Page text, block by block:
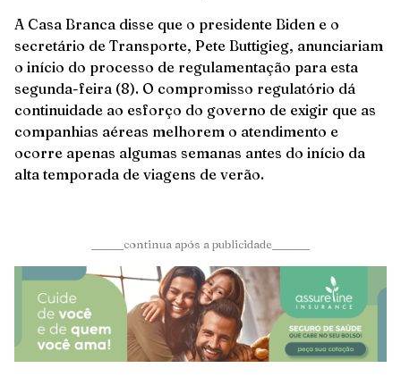
A Casa Branca disse que o presidente Biden e o
secretário de Transporte, Pete Buttigieg, anunciariam
o início do processo de regulamentação para esta
segunda-feira (8). O compromisso regulatório dá
continuidade ao esforço do governo de exigir que as
companhias aéreas melhorem o atendimento e
ocorre apenas algumas semanas antes do início da
alta temporada de viagens de verão.
______continua após a publicidade_______